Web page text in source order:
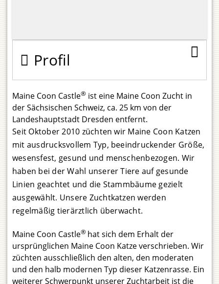
Profil
Maine Coon Castle® ist eine Maine Coon Zucht in
der Sächsischen Schweiz, ca. 25 km von der
Landeshauptstadt Dresden entfernt.
Seit Oktober 2010 züchten wir Maine Coon Katzen
mit ausdrucksvollem Typ, beeindruckender Größe,
wesensfest, gesund und menschenbezogen. Wir
haben bei der Wahl unserer Tiere auf gesunde
Linien geachtet und die Stammbäume gezielt
ausgewählt. Unsere Zuchtkatzen werden
regelmäßig tierärztlich überwacht.
Maine Coon Castle® hat sich dem Erhalt der
ursprünglichen Maine Coon Katze verschrieben. Wir
züchten ausschließlich den alten, den moderaten
und den halb modernen Typ dieser Katzenrasse. Ein
weiterer Schwerpunkt unserer Zuchtarbeit ist die